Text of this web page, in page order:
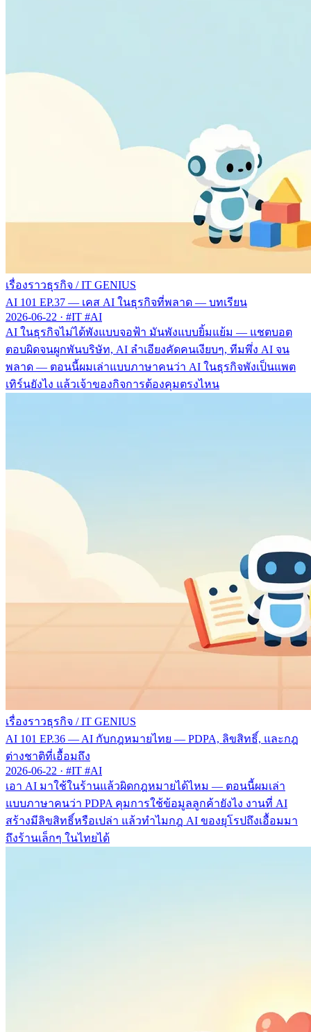
เรื่องราวธุรกิจ / IT GENIUS
AI 101 EP.37 — เคส AI ในธุรกิจที่พลาด — บทเรียน
2026-06-22 · #IT #AI
AI ในธุรกิจไม่ได้พังแบบจอฟ้า มันพังแบบยิ้มแย้ม — แชตบอต
ตอบผิดจนผูกพันบริษัท, AI ลำเอียงคัดคนเงียบๆ, ทีมพึ่ง AI จน
พลาด — ตอนนี้ผมเล่าแบบภาษาคนว่า AI ในธุรกิจพังเป็นแพต
เทิร์นยังไง แล้วเจ้าของกิจการต้องคุมตรงไหน
เรื่องราวธุรกิจ / IT GENIUS
AI 101 EP.36 — AI กับกฎหมายไทย — PDPA, ลิขสิทธิ์, และกฎ
ต่างชาติที่เอื้อมถึง
2026-06-22 · #IT #AI
เอา AI มาใช้ในร้านแล้วผิดกฎหมายได้ไหม — ตอนนี้ผมเล่า
แบบภาษาคนว่า PDPA คุมการใช้ข้อมูลลูกค้ายังไง งานที่ AI
สร้างมีลิขสิทธิ์หรือเปล่า แล้วทำไมกฎ AI ของยุโรปถึงเอื้อมมา
ถึงร้านเล็กๆ ในไทยได้